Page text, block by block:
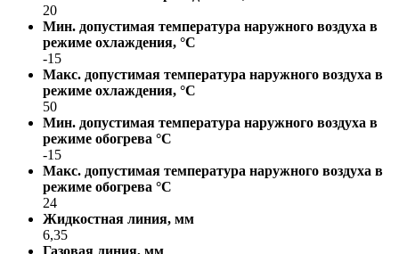
20
Мин. допустимая температура наружного воздуха в
режиме охлаждения, °С
-15
Макс. допустимая температура наружного воздуха в
режиме охлаждения, °С
50
Мин. допустимая температура наружного воздуха в
режиме обогрева °С
-15
Макс. допустимая температура наружного воздуха в
режиме обогрева °С
24
Жидкостная линия, мм
6,35